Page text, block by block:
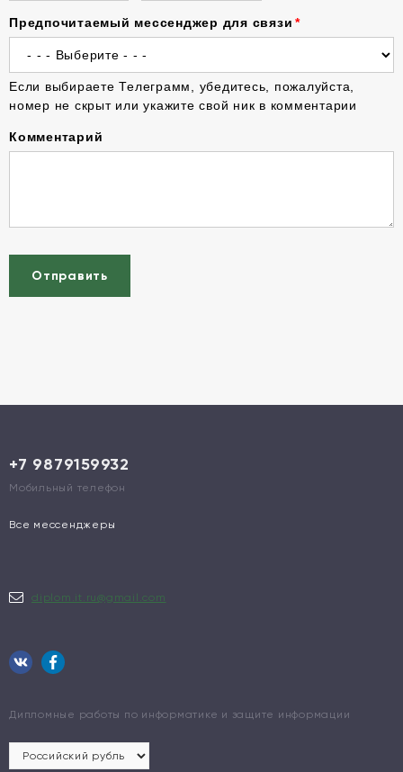
Предпочитаемый мессенджер для связи
Если выбираете Телеграмм, убедитесь, пожалуйста,
номер не скрыт или укажите свой ник в комментарии
Комментарий
Отправить
+7 9879159932
Мобильный телефон
Все мессенджеры
diplom.it.ru@gmail.com
Дипломные работы по информатике и защите информации